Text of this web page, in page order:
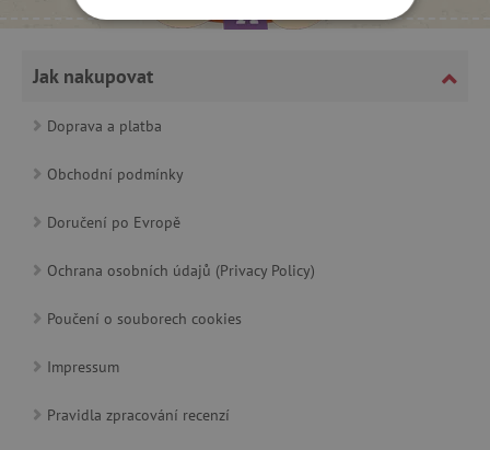
Jak nakupovat
Doprava a platba
Obchodní podmínky
Doručení po Evropě
Ochrana osobních údajů (Privacy Policy)
Poučení o souborech cookies
Impressum
Pravidla zpracování recenzí
NEZBYTNĚ NUTNÉ COOKIES
ANALYTICKÉ COOKIES
MARKETINGOVÉ COOKIES
FUNKČNÍ SOUBORY
Analytické cookies
základní funkce webových stránek, jako je
přihlášení uživatele a správa účtu. Webové